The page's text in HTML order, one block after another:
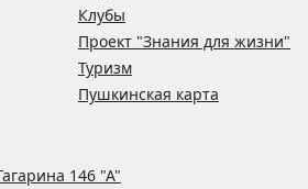
146 "А"
Клубы
Проект "Знания для жизни"
Туризм
Пушкинская карта